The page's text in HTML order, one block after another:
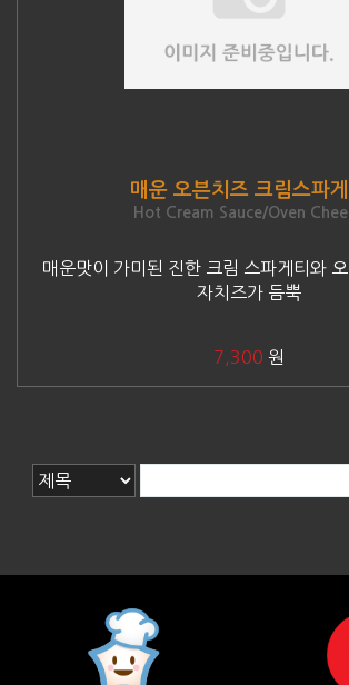
매운 오븐치즈 크림스파게
Hot Cream Sauce/Oven
매운맛이 가미된 진한 크림 스파게티와
자치즈가 듬뿍
7,300 원